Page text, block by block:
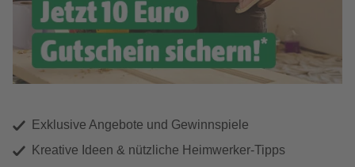
Exklusive Angebote und Gewinnspiele
Kreative Ideen & nützliche Heimwerker-Tipps